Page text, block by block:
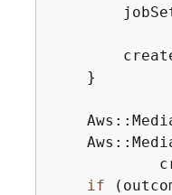
    }
    Aws::
if